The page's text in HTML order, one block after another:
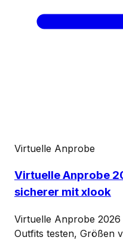
Virtuelle Anprobe
Virtuelle Anprobe
sicherer mit xlook
Virtuelle Anprobe
Outfits testen, Größen